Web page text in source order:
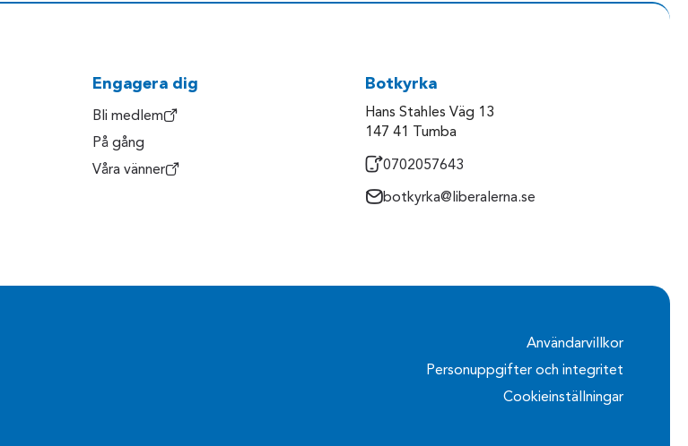
Engagera dig
Bli medlem
På gång
Våra vänner
Botkyrka
Hans Stahles Väg 13
147 41 Tumba
0702057643
botkyrka@liberalerna.se
Användarvillkor
Personuppgifter och integritet
Cookieinställningar